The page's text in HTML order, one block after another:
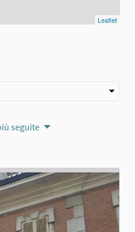
Leaflet
seguite